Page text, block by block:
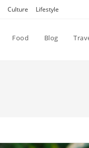
Culture Lifestyle
Food Blog